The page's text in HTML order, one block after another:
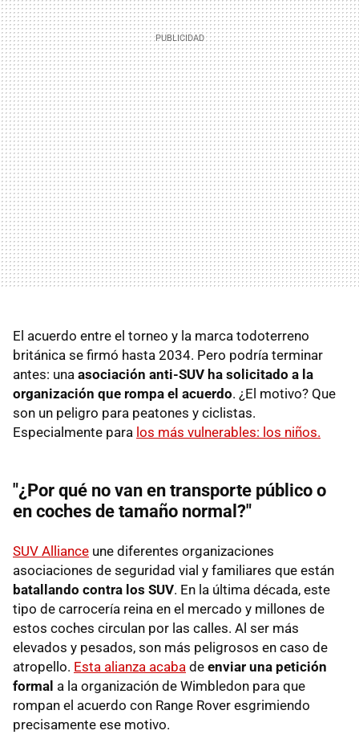
El acuerdo entre el torneo y la marca todoterreno
británica se firmó hasta 2034. Pero podría terminar
antes: una asociación anti-SUV ha solicitado a la
organización que rompa el acuerdo. ¿El motivo? Que
son un peligro para peatones y ciclistas.
Especialmente para los más vulnerables: los niños.
"¿Por qué no van en transporte público o
en coches de tamaño normal?"
SUV Alliance une diferentes organizaciones
asociaciones de seguridad vial y familiares que están
batallando contra los SUV. En la última década, este
tipo de carrocería reina en el mercado y millones de
estos coches circulan por las calles. Al ser más
elevados y pesados, son más peligrosos en caso de
atropello. Esta alianza acaba de enviar una petición
formal a la organización de Wimbledon para que
rompan el acuerdo con Range Rover esgrimiendo
precisamente ese motivo.